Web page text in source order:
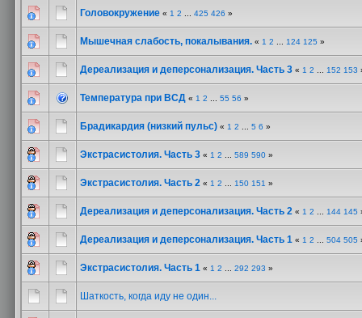
Головокружение « 1 2 425 426 »
Мышечная слабость, покалывания. « 1 2 124 125 »
Дереализация и деперсонализация. Часть 3 « 1 2 152 153
Температура при ВСД « 1 2 55 56 »
Брадикардия (низкий пульс) « 1 2 5 6 »
Экстрасистолия. Часть 3 « 1 2 589 590 »
Экстрасистолия. Часть 2 « 1 2 150 151 »
Дереализация и деперсонализация. Часть 2 « 1 2 144 145
Дереализация и деперсонализация. Часть 1 « 1 2 504 505
Экстрасистолия. Часть 1 « 1 2 292 293 »
Шаткость, когда иду не один...